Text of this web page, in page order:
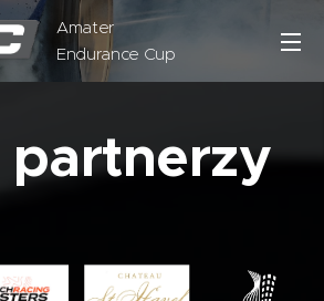
Amater
Endurance Cup
partnerzy